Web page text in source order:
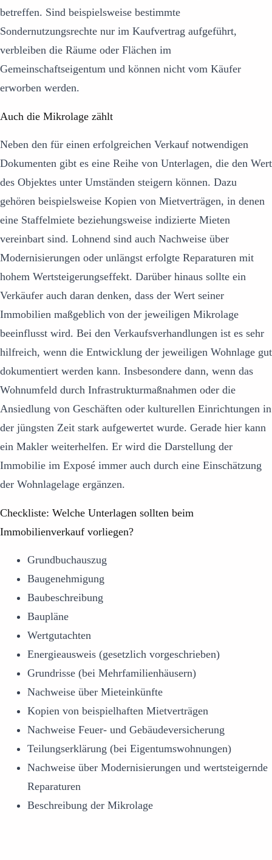
betreffen. Sind beispielsweise bestimmte
Sondernutzungsrechte nur im Kaufvertrag aufgeführt,
verbleiben die Räume oder Flächen im
Gemeinschaftseigentum und können nicht vom Käufer
erworben werden.
Auch die Mikrolage zählt
Neben den für einen erfolgreichen Verkauf notwendigen
Dokumenten gibt es eine Reihe von Unterlagen, die den Wert
des Objektes unter Umständen steigern können. Dazu
gehören beispielsweise Kopien von Mietverträgen, in denen
eine Staffelmiete beziehungsweise indizierte Mieten
vereinbart sind. Lohnend sind auch Nachweise über
Modernisierungen oder unlängst erfolgte Reparaturen mit
hohem Wertsteigerungseffekt. Darüber hinaus sollte ein
Verkäufer auch daran denken, dass der Wert seiner
Immobilien maßgeblich von der jeweiligen Mikrolage
beeinflusst wird. Bei den Verkaufsverhandlungen ist es sehr
hilfreich, wenn die Entwicklung der jeweiligen Wohnlage gut
dokumentiert werden kann. Insbesondere dann, wenn das
Wohnumfeld durch Infrastrukturmaßnahmen oder die
Ansiedlung von Geschäften oder kulturellen Einrichtungen in
der jüngsten Zeit stark aufgewertet wurde. Gerade hier kann
ein Makler weiterhelfen. Er wird die Darstellung der
Immobilie im Exposé immer auch durch eine Einschätzung
der Wohnlagelage ergänzen.
Checkliste: Welche Unterlagen sollten beim
Immobilienverkauf vorliegen?
Grundbuchauszug
Baugenehmigung
Baubeschreibung
Baupläne
Wertgutachten
Energieausweis (gesetzlich vorgeschrieben)
Grundrisse (bei Mehrfamilienhäusern)
Nachweise über Mieteinkünfte
Kopien von beispielhaften Mietverträgen
Nachweise Feuer- und Gebäudeversicherung
Teilungserklärung (bei Eigentumswohnungen)
Nachweise über Modernisierungen und wertsteigernde
Reparaturen
Beschreibung der Mikrolage